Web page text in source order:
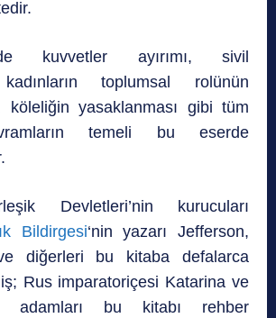
kuvvetler ayırımı, sivil
toplumsal rolünün
köleliğin yasaklanması gibi tüm
temeli bu eserde
Devletleri’nin kurucuları
Bildirgesi‘nin yazarı Jefferson,
diğerleri bu kitaba defalarca
Rus imparatoriçesi Katarina ve
adamları bu kitabı rehber